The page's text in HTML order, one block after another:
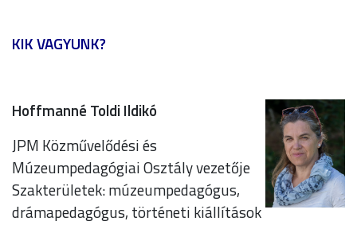
KIK VAGYUNK?
Hoffmanné Toldi Ildikó
JPM Közművelődési és
Múzeumpedagógiai Osztály vezetője
Szakterületek: múzeumpedagógus,
drámapedagógus, történeti kiállítások